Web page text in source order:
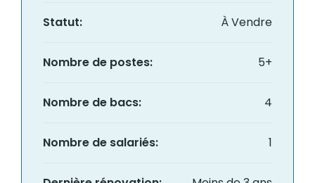
Statut: À Vendre
Nombre de postes: 5+
Nombre de bacs: 4
Nombre de salariés: 1